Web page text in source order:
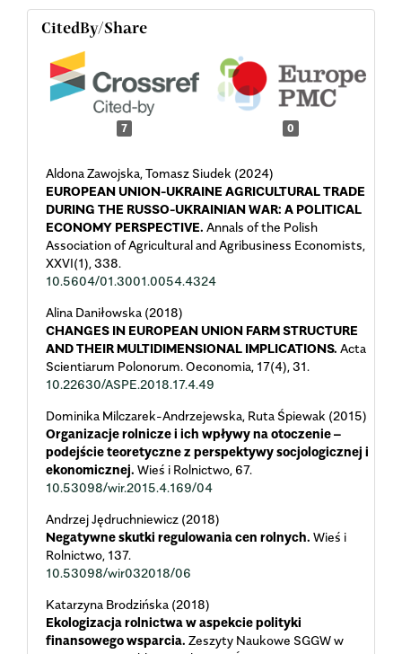
CitedBy/Share
7 0
Aldona Zawojska, Tomasz Siudek (2024)
EUROPEAN UNION-UKRAINE AGRICULTURAL TRADE
DURING THE RUSSO-UKRAINIAN WAR: A POLITICAL
ECONOMY PERSPECTIVE. Annals of the Polish
Association of Agricultural and Agribusiness Economists,
XXVI(1),338.
10.5604/01.3001.0054.4324
Alina Daniłowska (2018)
CHANGES IN EUROPEAN UNION FARM STRUCTURE
AND THEIR MULTIDIMENSIONAL IMPLICATIONS. Acta
Scientiarum Polonorum. Oeconomia, 17(4),31.
10.22630/ASPE.2018.17.4.49
Dominika Milczarek-Andrzejewska, Ruta Śpiewak (2015)
Organizacje rolnicze i ich wpływy na otoczenie –
podejście teoretyczne z perspektywy socjologicznej i
ekonomicznej. Wieś i Rolnictwo, 67.
10.53098/wir.2015.4.169/04
Andrzej Jędruchniewicz (2018)
Negatywne skutki regulowania cen rolnych. Wieś i
Rolnictwo, 137.
10.53098/wir032018/06
Katarzyna Brodzińska (2018)
Ekologizacja rolnictwa w aspekcie polityki
finansowego wsparcia. Zeszyty Naukowe SGGW w